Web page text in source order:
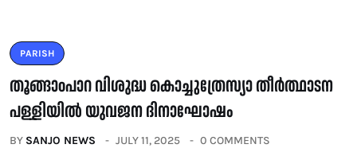
PARISH
തൂങ്ങാoപാറ വിശുദ്ധ കൊച്ചുത്രേസ്യാ തീർത്ഥാടന
പള്ളിയിൽ യുവജന ദിനാഘോഷം
BY SANJO NEWS JULY 11, 2025 0 COMMENTS